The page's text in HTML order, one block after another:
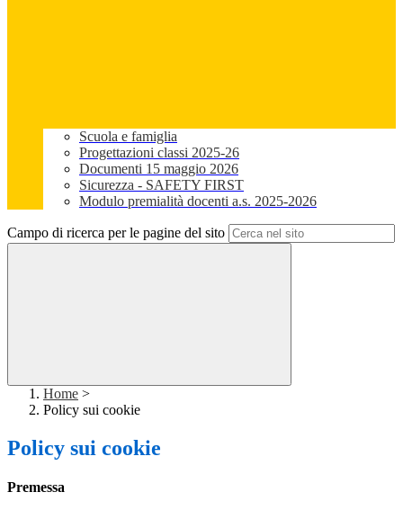
Scuola e famiglia
Progettazioni classi 2025-26
Documenti 15 maggio 2026
Sicurezza - SAFETY FIRST
Modulo premialità docenti a.s. 2025-2026
Campo di ricerca per le pagine del sito
Home >
Policy sui cookie
Policy sui cookie
Premessa